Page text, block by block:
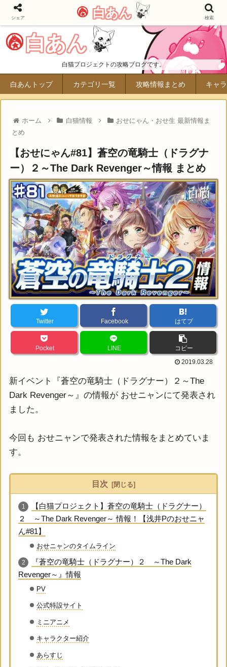
白あん
白猫プロジェクトの攻略ブログです。
白あんトップ カテゴリ一覧 攻略情報まとめ キャ
ホーム 白猫情報
おせにゃん・おせ生 最新情報ま
とめ
【おせにゃん#81】蒼空の竜騎士（ドラグナ
ー）２～The Dark Revenger～情報 まとめ
Twitter Facebook はてブ
Pocket LINE コピー
2019.03.28
新イベント『蒼空の竜騎士（ドラグナー）２～The
Dark Revenger～』の情報が おせニャンにて発表され
ました。
今回も おせニャンで発表された情報をまとめていま
す。
目次
【白猫プロジェクト】蒼空の竜騎士（ドラグナー）
２ ～The Dark Revenger～ 情報！【浅井Pのおせニャ
ん#81】
おせニャンのタイムライン
『蒼空の竜騎士（ドラグナー）２ ～The Dark
Revenger～』情報
PV
公式特設サイト
ミニアニメ
キャラクター紹介
あらすじ
シェア 白あん 検索